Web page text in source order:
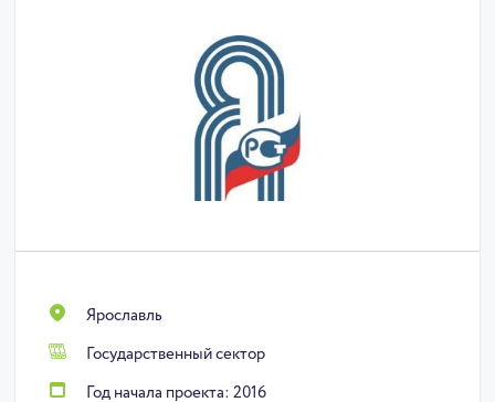
Ярославль
Государственный сектор
Год начала проекта: 2016